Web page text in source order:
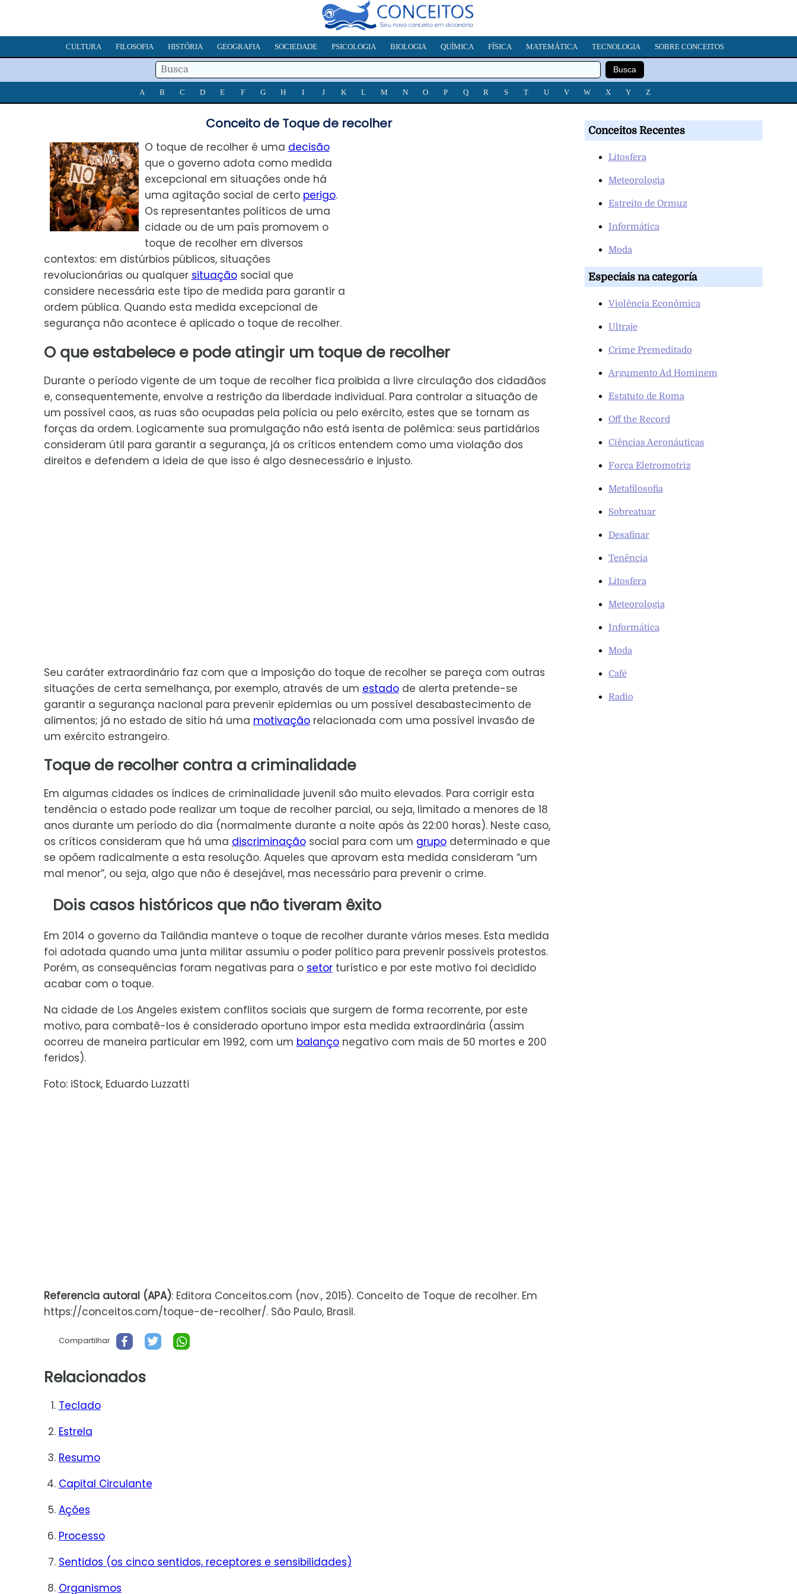
CULTURA FILOSOFIA HISTÓRIA GEOGRAFIA SOCIEDADE PSICOLOGIA BIOLOGIA QUÍMICA FÍSICA MATEMÁTICA TECNOLOGIA SOBRE CONCEITOS
A B C D E F G H I J K L M N O P Q R S T U V W X Y Z
Conceito de Toque de recolher
O toque de recolher é uma decisão
que o governo adota como medida
excepcional em situações onde há
uma agitação social de certo perigo.
Os representantes políticos de uma
cidade ou de um país promovem o
toque de recolher em diversos
contextos: em distúrbios públicos, situações
revolucionárias ou qualquer situaçãosocial que
considere necessária este tipo de medida para garantir a
ordem pública. Quando esta medida excepcional de
segurança não acontece é aplicado o toque de recolher.
O que estabelece e pode atingir um toque de recolher
Durante o período vigente de um toque de recolher fica proibida a livre circulação dos cidadãos
e, consequentemente, envolve a restrição da liberdade individual. Para controlar a situação de
um possível caos, as ruas são ocupadas pela polícia ou pelo exército, estes que se tornam as
forças da ordem. Logicamente sua promulgação não está isenta de polêmica: seus partidários
consideram útil para garantir a segurança, já os críticos entendem como uma violação dos
direitos e defendem a ideia de que isso é algo desnecessário e injusto.
Seu caráter extraordinário faz com que a imposição do toque de recolher se pareça com outras
situações de certa semelhança, por exemplo, através de um estadode alerta pretende-se
garantir a segurança nacional para prevenir epidemias ou um possível desabastecimento de
alimentos; já no estado de sitio há uma motivaçãorelacionada com uma possível invasão de
um exército estrangeiro.
Toque de recolher contra a criminalidade
Em algumas cidades os índices de criminalidade juvenil são muito elevados. Para corrigir esta
tendência o estado pode realizar um toque de recolher parcial, ou seja, limitado a menores de 18
anos durante um período do dia (normalmente durante a noite após às 22:00 horas). Neste caso,
os críticos consideram que há uma discriminaçãosocial para com um grupodeterminado e que
se opõem radicalmente a esta resolução. Aqueles que aprovam esta medida consideram “um
mal menor”, ou seja, algo que não é desejável, mas necessário para prevenir o crime.
Dois casos históricos que não tiveram êxito
Em 2014 o governo da Tailândia manteve o toque de recolher durante vários meses. Esta medida
foi adotada quando uma junta militar assumiu o poder político para prevenir possíveis protestos.
Porém, as consequências foram negativas para o setorturístico e por este motivo foi decidido
acabar com o toque.
Na cidade de Los Angeles existem conflitos sociais que surgem de forma recorrente, por este
motivo, para combatê-los é considerado oportuno impor esta medida extraordinária (assim
ocorreu de maneira particular em 1992, com um balançonegativo com mais de 50 mortes e 200
feridos).
Foto: iStock, Eduardo Luzzatti
Referencia autoral (APA): Editora Conceitos.com (nov., 2015). Conceito de Toque de recolher. Em
https://conceitos.com/toque-de-recolher/. São Paulo, Brasil.
Compartilhar
Relacionados
Teclado
Estrela
Resumo
Capital Circulante
Ações
Processo
Sentidos (os cinco sentidos, receptores e sensibilidades)
Organismos
Conceitos Recentes
Litosfera
Meteorologia
Estreito de Ormuz
Informática
Moda
Especiais na categoría
Violência Econômica
Ultraje
Crime Premeditado
Argumento Ad Hominem
Estatuto de Roma
Off the Record
Ciências Aeronáuticas
Força Eletromotriz
Metafilosofia
Sobreatuar
Desafinar
Tenência
Litosfera
Meteorologia
Informática
Moda
Café
Radio